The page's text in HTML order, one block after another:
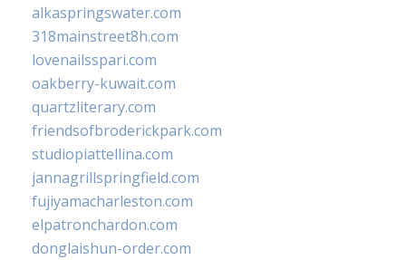
alkaspringswater.com
318mainstreet8h.com
lovenailsspari.com
oakberry-kuwait.com
quartzliterary.com
friendsofbroderickpark.com
studiopiattellina.com
jannagrillspringfield.com
fujiyamacharleston.com
elpatronchardon.com
donglaishun-order.com